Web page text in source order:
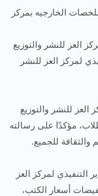
الخارجيه بمركز
العز للنشر والتوزيع
لمركز العز للنشر
العز للنشر والتوزيع
مؤكدًا على رسالته
والثقافة للجميع.
التنفيذي لمركز العز
أسعار الكتب،